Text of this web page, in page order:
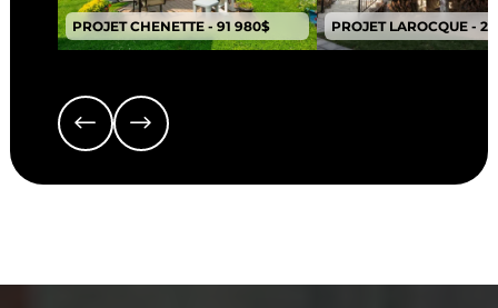
PROJET CHENETTE - 91 980$ PROJET LAROCQUE -